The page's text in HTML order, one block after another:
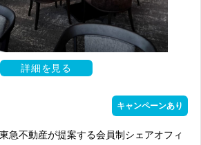
詳細を見る
キャンペーンあり
急不動産が提案する会員制シェアオフィ